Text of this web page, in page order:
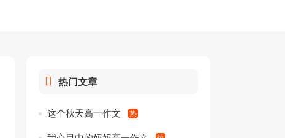
热门文章
这个秋天高一作文